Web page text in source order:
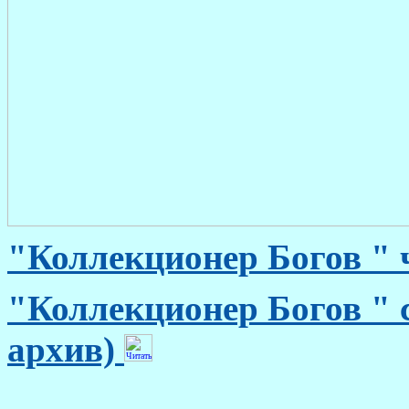
"Коллекционер Богов "
"Коллекционер Богов "
архив)